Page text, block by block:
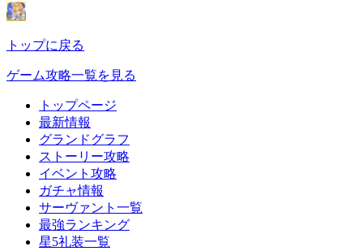
トップに戻る
ゲーム攻略一覧を見る
トップページ
最新情報
グランドグラフ
ストーリー攻略
イベント攻略
ガチャ情報
サーヴァント一覧
最強ランキング
星5礼装一覧